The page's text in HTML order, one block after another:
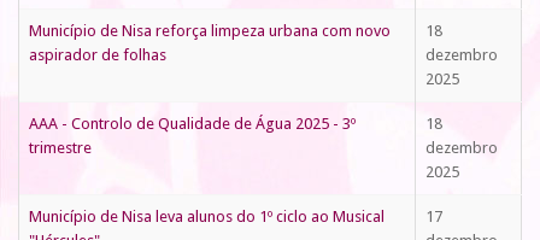
Município de Nisa reforça limpeza urbana com novo
aspirador de folhas
18
dezembro
2025
AAA - Controlo de Qualidade de Água 2025 - 3º
trimestre
18
dezembro
2025
Município de Nisa leva alunos do 1º ciclo ao Musical
17